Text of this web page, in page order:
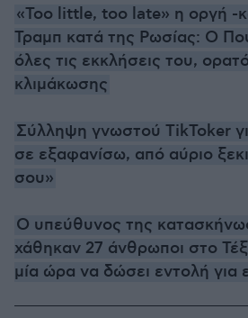
«Too little, too late» η οργή -
Τραμπ κατά της Ρωσίας: Ο
όλες τις εκκλήσεις του,
κλιμάκωσης
Σύλληψη γνωστού TikToker
σε εξαφανίσω, από αύριο
σου»
Ο υπεύθυνος της
χάθηκαν 27 άνθρωποι στο
μία ώρα να δώσει εντολή για